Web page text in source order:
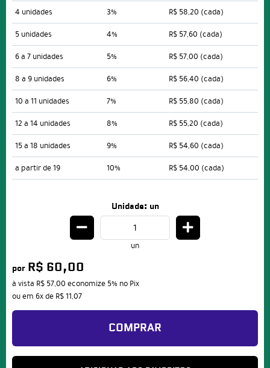
4 unidades
3% R$ 58,20 (cada)
5 unidades
4% R$ 57,60 (cada)
6 a 7 unidades
5% R$ 57,00 (cada)
8 a 9 unidades
6% R$ 56,40 (cada)
10 a 11 unidades
7% R$ 55,80 (cada)
12 a 14 unidades
8% R$ 55,20 (cada)
15 a 18 unidades
9% R$ 54,60 (cada)
a partir de 19
10% R$ 54,00 (cada)
Unidade: un
un
por R$ 60,00
à vista R$ 57,00 economize 5% no Pix
ou em 6xde R$ 11,07
COMPRAR